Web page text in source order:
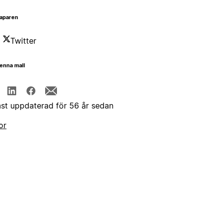
Twitter
mall
uppdaterad för 56 år sedan